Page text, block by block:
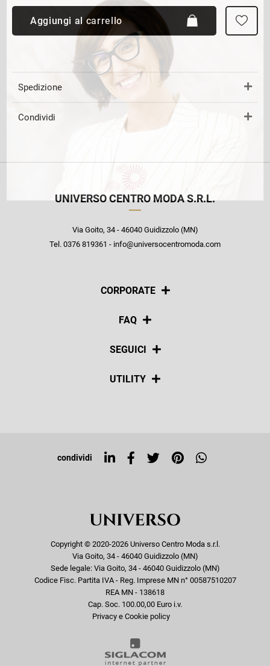
Aggiungi al carrello
Spedizione
Condividi
UNIVERSO CENTRO MODA S.R.L.
Via Goito, 34 - 46040 Guidizzolo (MN)
Tel. 0376 819361 - info@universocentromoda.com
CORPORATE
Chi siamo
FAQ
Pagamenti
SEGUICI
Social
UTILITY
Top ricerche
condividi
Copyright © 2020-2026 Universo Centro Moda s.r.l.
Via Goito, 34 - 46040 Guidizzolo (MN)
Sede legale: Via Goito, 34 - 46040 Guidizzolo (MN)
Codice Fisc. Partita IVA - Reg. Imprese MN n° 00587510207
REA MN - 138618
Cap. Soc. 100.00,00 Euro i.v.
Privacy e Cookie policy